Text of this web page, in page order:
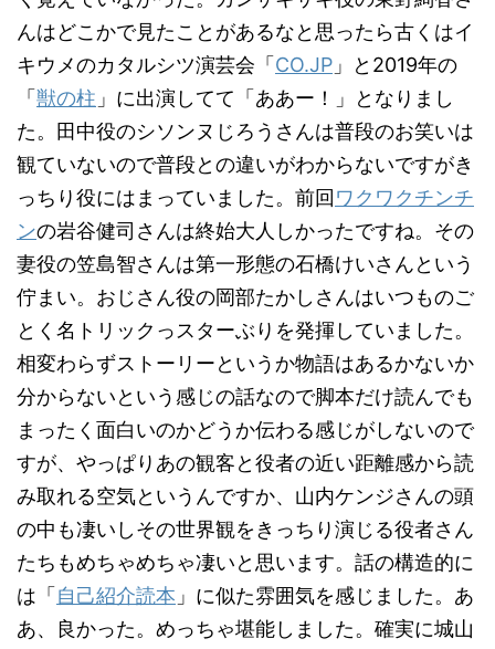
んはどこかで見たことがあるなと思ったら古くはイ
キウメのカタルシツ演芸会「 CO.JP 」と2019年の
「 獣の柱 」に出演してて「ああー！」となりまし
た。田中役のシソンヌじろうさんは普段のお笑いは
観ていないので普段との違いがわからないですがき
っちり役にはまっていました。前回 ワクワクチンチ
ンの岩谷健司さんは終始大人しかったですね。その
妻役の笠島智さんは第一形態の石橋けいさんという
佇まい。おじさん役の岡部たかしさんはいつものご
とく名トリックっスターぶりを発揮していました。
相変わらずストーリーというか物語はあるかないか
分からないという感じの話なので脚本だけ読んでも
まったく面白いのかどうか伝わる感じがしないので
すが、やっぱりあの観客と役者の近い距離感から読
み取れる空気というんですか、山内ケンジさんの頭
の中も凄いしその世界観をきっちり演じる役者さん
たちもめちゃめちゃ凄いと思います。話の構造的に
は「 自己紹介読本 」に似た雰囲気を感じました。あ
あ、良かった。めっちゃ堪能しました。確実に城山